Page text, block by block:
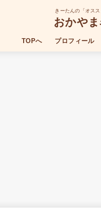
きーたんの「オス
おかや
TOPへ プロフィール